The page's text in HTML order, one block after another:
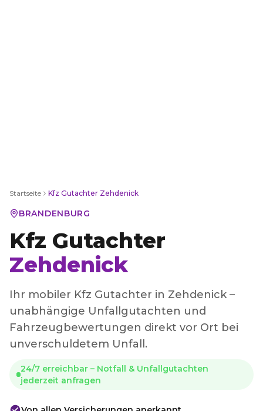
Startseite Kfz Gutachter Zehdenick
BRANDENBURG
Kfz Gutachter
Zehdenick
Ihr mobiler Kfz Gutachter in Zehdenick –
unabhängige Unfallgutachten und
Fahrzeugbewertungen direkt vor Ort bei
unverschuldetem Unfall.
24/7 erreichbar – Notfall & Unfallgutachten
jederzeit anfragen